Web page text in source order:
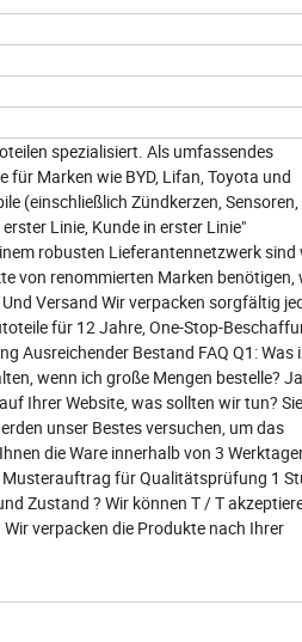
spezialisiert. Als umfassendes
Marken wie BYD, Lifan, Toyota und
(einschließlich Zündkerzen, Sensoren,
Linie, Kunde in erster Linie"
robusten Lieferantennetzwerk sind
von renommierten Marken benötigen,
Versand Wir verpacken sorgfältig
für 12 Jahre, One-Stop-
Ausreichender Bestand FAQ Q1: Was
wenn ich große Mengen bestelle?
Ihrer Website, was sollten wir tun? Sie
unser Bestes versuchen, um das
die Ware innerhalb von 3
Musterauftrag für Qualitätsprüfung 1
Zustand ? Wir können T / T
verpacken die Produkte nach Ihrer